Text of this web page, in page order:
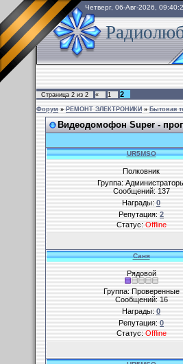
Четверг, 06-Авг-2026,
Страница 2 из 2 « 1 2
Форум » РЕМОНТ ЭЛЕКТРОНИКИ » Бытовая
Видеодомофон Super -
UR5MSO
Полковник
Группа:
Сообщений:137
Награды:0
Репутация:2
Статус:Offline
Cаня
Рядовой
Группа: Проверенные
Сообщений:16
Награды:0
Репутация:0
Статус:Offline